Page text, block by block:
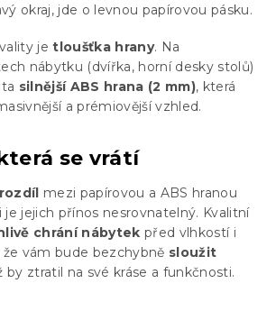
okraj, jde o levnou papírovou pásku.
jetloušťka hrany. Na
nábytku (dvířka, horní desky stolů)
silnější ABS hrana (2 mm), která
a prémiovější vzhled.
se vrátí
mezi papírovou a ABS hranou
je jejich přínos nesrovnatelný. Kvalitní
chrání nábytek před vlhkostí i
že vám bude bezchybně sloužit
by ztratil na své kráse a funkčnosti.